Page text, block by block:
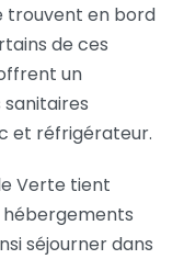
trouvent en bord
de ces
un
et réfrigérateur.
Verte tient
séjourner dans